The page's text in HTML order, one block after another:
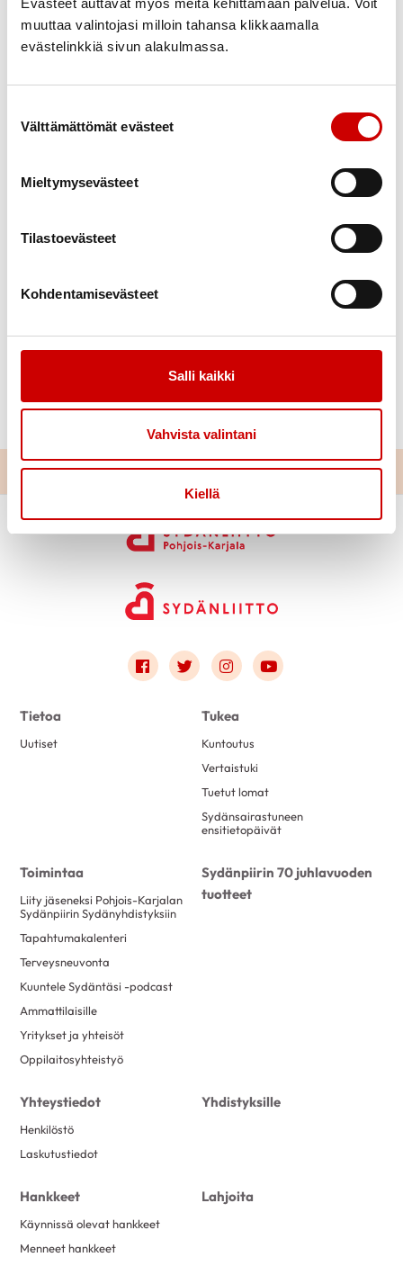
muuttaa valintojasi milloin tahansa klikkaamalla
evästelinkkiä sivun alakulmassa.
Välttämättömät evästeet
Mieltymysevästeet
Tilastoevästeet
Kohdentamisevästeet
Salli kaikki
Vahvista valintani
Kiellä
Ohjelma:
9:00 Tulokahvit ja puheenjohtajan
10:00 Luento: ikääntyneen ravitsemus,
11:30Ruokailu
12:30 Vertaistukijana Sydänliitossa,
13:30 PSR-hankkeen jäähyväiset
14:30 Sydänpiirin sääntömääräinen
Lämpimästi tervetuloa!
Link to facebook
Link to twitter
Link to instagram
Link to youtube
Tietoa
Uutiset
Tukea
Kuntoutus
Vertaistuki
Tuetut lomat
Sydänsairastuneen
ensitietopäivät
Toimintaa
Liity jäseneksi Pohjois-Karjalan
Sydänpiirin Sydänyhdistyksiin
Tapahtumakalenteri
Terveysneuvonta
Kuuntele Sydäntäsi -podcast
Ammattilaisille
Yritykset ja yhteisöt
Oppilaitosyhteistyö
Sydänpiirin 70 juhlavuoden
tuotteet
Yhteystiedot
Henkilöstö
Laskutustiedot
Yhdistyksille
Hankkeet
Käynnissä olevat hankkeet
Menneet hankkeet
Lahjoita